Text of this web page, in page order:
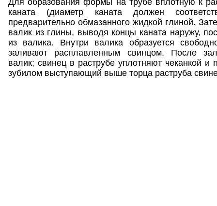
каната (диаметр каната должен
предварительно обмазанного жидкой глиной.
валик из глины, выводя концы каната наружу,
из валика. Внутри валика образуется
заливают расплавленным свинцом. После
валик; свинец в раструбе уплотняют чеканкой и
зубилом выступающий выше торца раструба